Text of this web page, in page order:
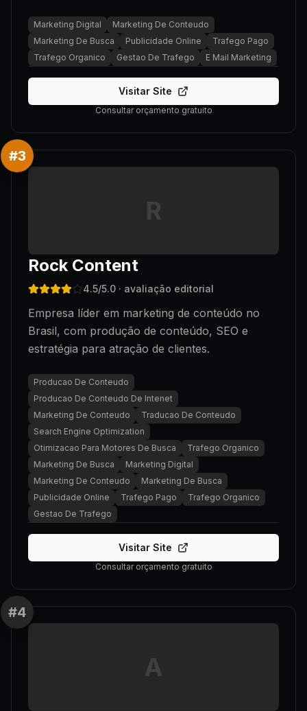
Marketing Digital
Marketing De Conteudo
Marketing De Busca
Publicidade Online
Trafego Pago
Trafego Organico
Gestao De Trafego E Mail Marketing
Visitar Site
Consultar orçamento gratuito
#3
R
Rock Content
4.5/5.0 · avaliação editorial
Empresa líder em marketing de conteúdo no
Brasil, com produção de conteúdo, SEO e
estratégia para atração de clientes.
Producao De Conteudo
Producao De Conteudo De Intenet
Marketing De Conteudo
Traducao De Conteudo
Search Engine Optimization
Otimizacao Para Motores De Busca
Trafego Organico
Marketing De Busca
Marketing Digital
Marketing De Conteudo
Marketing De Busca
Publicidade Online
Trafego Pago
Trafego Organico
Gestao De Trafego
Visitar Site
Consultar orçamento gratuito
#4
A